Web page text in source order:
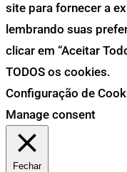
site para fornecer a
lembrando suas
clicar em “Aceitar
TODOS os cookies.
Configuração de
Manage consent
Fechar